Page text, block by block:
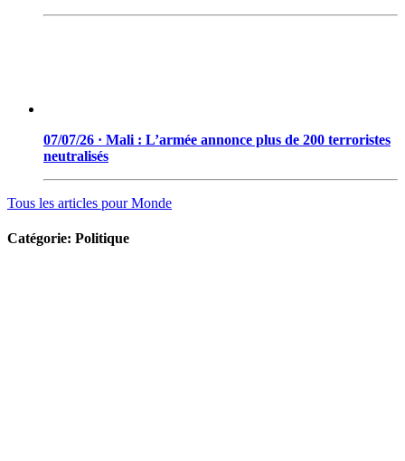
07/07/26 · Mali : L’armée annonce plus de 200 terroristes
neutralisés
Tous les articles pourMonde
Catégorie: Politique